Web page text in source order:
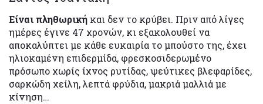
Είναι πληθωρική και δεν το κρύβει. Πριν από λίγες
ημέρες έγινε 47 χρονών, κι εξακολουθεί να
αποκαλύπτει με κάθε ευκαιρία το μπούστο της, έχει
ηλιοκαμένη επιδερμίδα, φρεσκοσιδερωμένο
πρόσωπο χωρίς ίχνος ρυτίδας, ψεύτικες βλεφαρίδες,
σαρκώδη χείλη, λεπτά φρύδια, μακριά μαλλιά με
κίνηση…